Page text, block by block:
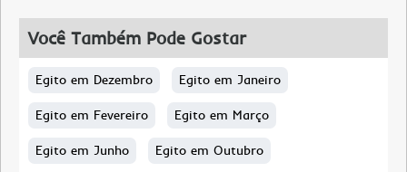
Você Também Pode Gostar
Egito em Dezembro Egito em Janeiro
Egito em Fevereiro Egito em Março
Egito em Junho Egito em Outubro